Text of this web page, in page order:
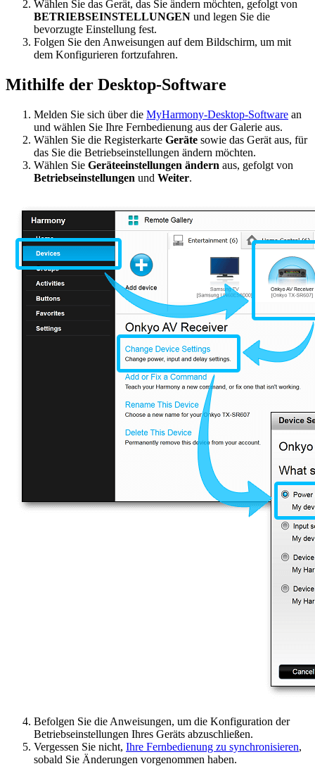
Wählen Sie das Gerät, das Sie ändern möchten, gefolgt von
BETRIEBSEINSTELLUNGEN und legen Sie die
bevorzugte Einstellung fest.
Folgen Sie den Anweisungen auf dem Bildschirm, um mit
dem Konfigurieren fortzufahren.
Mithilfe der Desktop-Software
Melden Sie sich über die MyHarmony-Desktop-Software an
und wählen Sie Ihre Fernbedienung aus der Galerie aus.
Wählen Sie die Registerkarte Geräte sowie das Gerät aus, für
das Sie die Betriebseinstellungen ändern möchten.
Wählen Sie Geräteeinstellungen ändern aus, gefolgt von
Betriebseinstellungen und Weiter.
Befolgen Sie die Anweisungen, um die Konfiguration der
Betriebseinstellungen Ihres Geräts abzuschließen.
Vergessen Sie nicht, Ihre Fernbedienung zu synchronisieren,
sobald Sie Änderungen vorgenommen haben.